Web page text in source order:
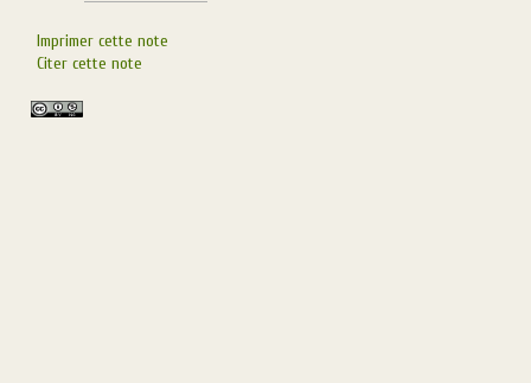
Imprimer cette note
Citer cette note